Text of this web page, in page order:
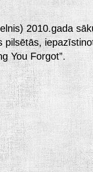
2010.gada
pilsētās,
You Forgot”.